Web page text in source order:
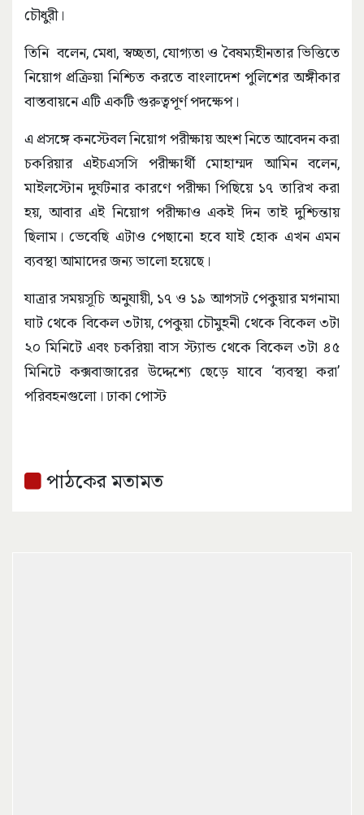
চৌধুরী।
তিনি বলেন, মেধা, স্বচ্ছতা, যোগ্যতা ও বৈষম্যহীনতার ভিত্তিতে
নিয়োগ প্রক্রিয়া নিশ্চিত করতে বাংলাদেশ পুলিশের অঙ্গীকার
বাস্তবায়নে এটি একটি গুরুত্বপূর্ণ পদক্ষেপ।
এ প্রসঙ্গে কনস্টেবল নিয়োগ পরীক্ষায় অংশ নিতে আবেদন করা
চকরিয়ার এইচএসসি পরীক্ষার্থী মোহাম্মদ আমিন বলেন,
মাইলস্টোন দুর্ঘটনার কারণে পরীক্ষা পিছিয়ে ১৭ তারিখ করা
হয়, আবার এই নিয়োগ পরীক্ষাও একই দিন তাই দুশ্চিন্তায়
ছিলাম। ভেবেছি এটাও পেছানো হবে যাই হোক এখন এমন
ব্যবস্থা আমাদের জন্য ভালো হয়েছে।
যাত্রার সময়সূচি অনুযায়ী, ১৭ ও ১৯ আগসট পেকুয়ার মগনামা
ঘাট থেকে বিকেল ৩টায়, পেকুয়া চৌমুহনী থেকে বিকেল ৩টা
২০ মিনিটে এবং চকরিয়া বাস স্ট্যান্ড থেকে বিকেল ৩টা ৪৫
মিনিটে কক্সবাজারের উদ্দেশ্যে ছেড়ে যাবে ‘ব্যবস্থা করা’
পরিবহনগুলো। ঢাকা পোস্ট
পাঠকের মতামত